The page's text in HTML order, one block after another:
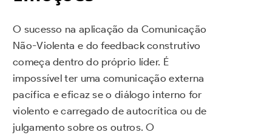
O sucesso na aplicação da Comunicação
Não-Violenta e do feedback construtivo
começa dentro do próprio líder. É
impossível ter uma comunicação externa
pacífica e eficaz se o diálogo interno for
violento e carregado de autocrítica ou de
julgamento sobre os outros. O